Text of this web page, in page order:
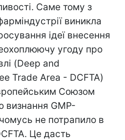
Саме тому з
виникла
ідеї внесення
угоду про
(Deep and
Trade Area - DCFTA)
Союзом
визнання GMP-
не потрапило в
Це дасть